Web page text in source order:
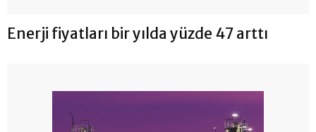
Enerji fiyatları bir yılda yüzde 47 arttı